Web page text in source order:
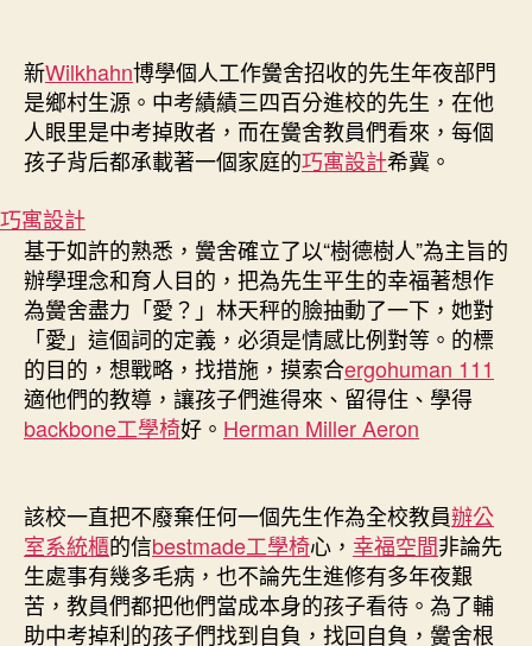
新Wilkhahn博學個人工作黌舍招收的先生年夜部門
是鄉村生源。中考績績三四百分進校的先生，在他
人眼里是中考掉敗者，而在黌舍教員們看來，每個
孩子背后都承載著一個家庭的巧寓設計希冀。
巧寓設計
基于如許的熟悉，黌舍確立了以“樹德樹人”為主旨的
辦學理念和育人目的，把為先生平生的幸福著想作
為黌舍盡力「愛？」林天秤的臉抽動了一下，她對
「愛」這個詞的定義，必須是情感比例對等。的標
的目的，想戰略，找措施，摸索合ergohuman 111
適他們的教導，讓孩子們進得來、留得住、學得
backbone工學椅好。 Herman Miller Aeron
該校一直把不廢棄任何一個先生作為全校教員辦公
室系統櫃的信bestmade工學椅心， 幸福空間非論先
生處事有幾多毛病，也不論先生進修有多年夜艱
苦，教員們都把他們當成本身的孩子看待。為了輔
助中考掉利的孩子們找到自負，找回自負，黌舍根